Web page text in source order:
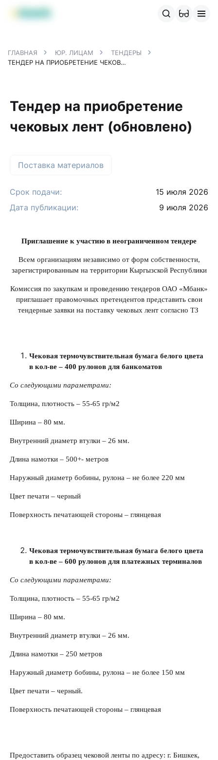
Продукты MBANK
ГЛАВНАЯ ЮР. ЛИЦАМ
ТЕНДЕРЫ
ТЕНДЕР НА ПРИОБРЕТЕНИЕ ЧЕКОВЫХ ЛЕНТ (ОБНОВЛЕНО)
Тендер на приобретение
чековых лент (обновлено)
Поставка материалов
Срок подачи:
15 июля 2026
Дата публикации:
9 июля 2026
Приглашение к участию в неограниченном тендере
Всем организациям независимо от форм собственности,
зарегистрированным на территории Кыргызской Республики
Комиссия по закупкам и проведению тендеров ОАО «Мбанк»
приглашает правомочных претендентов представить свои
тендерные заявки на поставку чековых лент согласно ТЗ
Чековая термочувствительная бумага белого цвета
в кол-ве – 400 рулонов для банкоматов
Со следующими параметрами:
Толщина, плотность – 55-65 гр/м2
Ширина – 80 мм.
Внутренний диаметр втулки – 26 мм.
Длина намотки – 500+- метров
Наружный диаметр бобины, рулона – не более 220 мм
Цвет печати – черный
Поверхность печатающей стороны – глянцевая
Чековая термочувствительная бумага белого цвета
в кол-ве – 600 рулонов для платежных терминалов
Со следующими параметрами:
Толщина, плотность – 55-65 гр/м2
Ширина – 80 мм.
Внутренний диаметр втулки – 26 мм.
Длина намотки – 250 метров
Наружный диаметр бобины, рулона – не более 150 мм
Цвет печати – черный.
Поверхность печатающей стороны – глянцевая
Предоставить образец чековой ленты по адресу: г. Бишкек,